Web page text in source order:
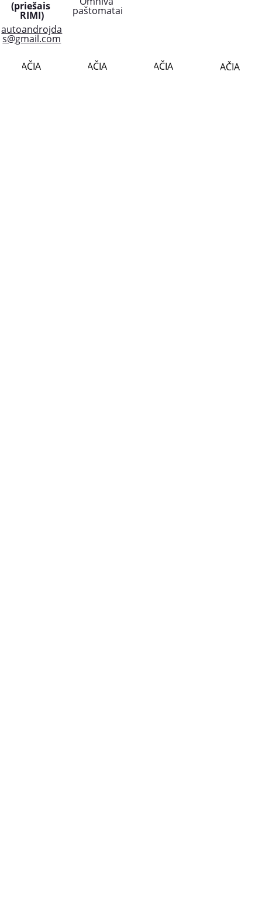
(priešais
RIMI)
autoandrojda
s@gmail.com
PLAČIAU..
paštomatai
PLAČIAU.. PLAČIAU.. PLAČIAU..